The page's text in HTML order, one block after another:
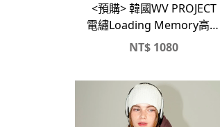
<預購> 韓國WV PROJECT
電繡Loading Memory高磅
刷毛帽T#帽踢
NT$ 1080